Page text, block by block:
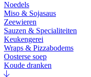
Noedels
Miso & Sojasaus
Zeewieren
Sauzen & Specialiteiten
Keukengerei
Wraps & Pizzabodems
Oosterse soep
Koude dranken